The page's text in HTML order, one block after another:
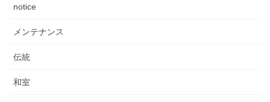
notice
メンテナンス
伝統
和室